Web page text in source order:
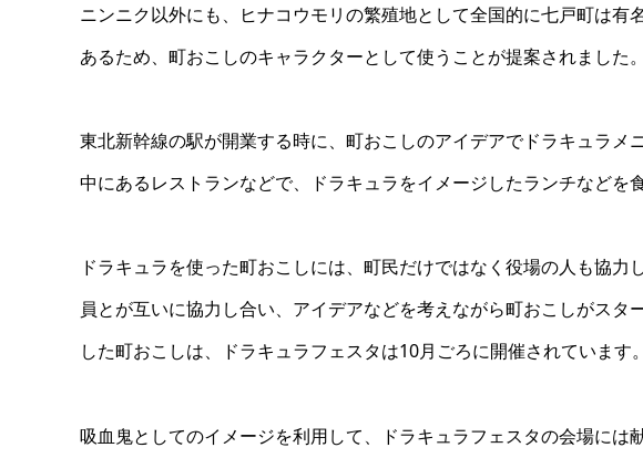
ニンニク以外にも、ヒナコウモリの繁殖地として全国的に七戸町は
あるため、町おこしのキャラクターとして使うことが提案されました。
東北新幹線の駅が開業する時に、町おこしのアイデアでドラキュラ
中にあるレストランなどで、ドラキュラをイメージしたランチなどを
ドラキュラを使った町おこしには、町民だけではなく役場の人も協
員とが互いに協力し合い、アイデアなどを考えながら町おこしがス
した町おこしは、ドラキュラフェスタは10月ごろに開催されています。
吸血鬼としてのイメージを利用して、ドラキュラフェスタの会場に